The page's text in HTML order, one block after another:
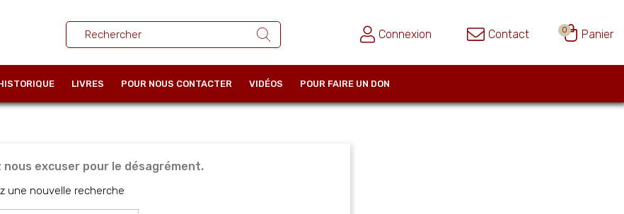
Connexion Contact 0 Panier
LIVRES POUR NOUS CONTACTER VIDÉOS POUR FAIRE UN DON
nous excuser pour le désagrément.
une nouvelle recherche